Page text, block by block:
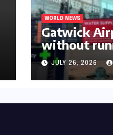
WORLD NEWS
Gatwick
without
water after
outage​​
JULY 26, 2026